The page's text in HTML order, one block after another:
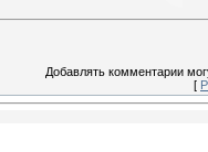
Добавлять комментарии
[